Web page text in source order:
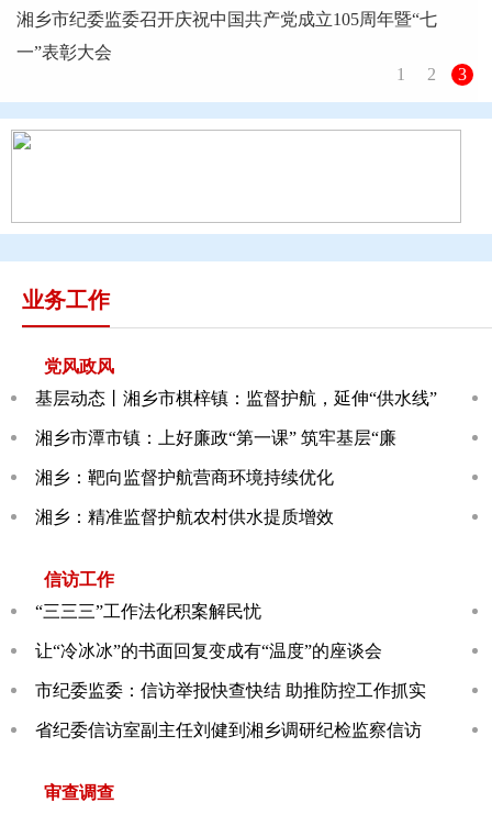
湘乡市纪委监委召开庆祝中国共产党成立105周年暨“七
一”表彰大会
1
2 3
业务工作
党风政风
基层动态丨湘乡市棋梓镇：监督护航，延伸“供水线”
湘乡市潭市镇：上好廉政“第一课” 筑牢基层“廉
湘乡：靶向监督护航营商环境持续优化
湘乡：精准监督护航农村供水提质增效
信访工作
“三三三”工作法化积案解民忧
让“冷冰冰”的书面回复变成有“温度”的座谈会
市纪委监委：信访举报快查快结 助推防控工作抓实
省纪委信访室副主任刘健到湘乡调研纪检监察信访
审查调查